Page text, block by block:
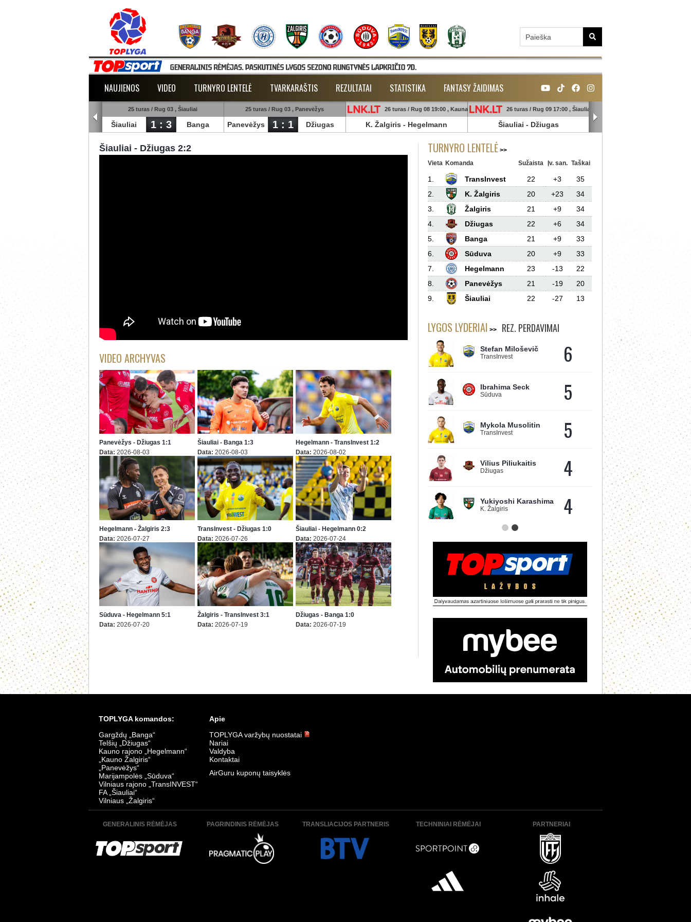
NAUJIENOS VIDEO TURNYRO LENTELĖ TVARKARAŠTIS REZULTATAI STATISTIKA FANTASY ŽAIDIMAS
25 turas / Rug 03 , Šiauliai
Šiauliai 1 : 3 Banga
25 turas / Rug 03 , Panevėžys
Panevėžys 1 : 1 Džiugas
26 turas / Rug 08 19:00 , Kaunas
K. Žalgiris - Hegelmann
26 turas / Rug 09 17:00 , Šiauliai
Šiauliai - Džiugas
Šiauliai - Džiugas 2:2
VIDEO ARCHYVAS
Panevėžys - Džiugas 1:1
Data: 2026-08-03
Šiauliai - Banga 1:3
Data: 2026-08-03
Hegelmann - TransInvest 1:2
Data: 2026-08-02
Hegelmann - Žalgiris 2:3
Data: 2026-07-27
TransInvest - Džiugas 1:0
Data: 2026-07-26
Šiauliai - Hegelmann 0:2
Data: 2026-07-24
Sūduva - Hegelmann 5:1
Data: 2026-07-20
Žalgiris - TransInvest 3:1
Data: 2026-07-19
Džiugas - Banga 1:0
Data: 2026-07-19
Sūduva - TransInvest 0:0
Data:2026-07-06
TURNYRO LENTELĖ
Vieta Komanda Sužaista Įv. san. Taškai
1. TransInvest 22 +3
35
2.
K. Žalgiris 20 +23
34
3.
Žalgiris 21 +9
34
4.
Džiugas 22 +6
34
5.
Banga 21 +9
33
6.
Sūduva 20 +9
33
7.
Hegelmann 23 -13
22
8.
Panevėžys 21 -19
20
9.
Šiauliai 22 -27 13
LYGOS LYDERIAI REZ. PERDAVIMAI
Stefan Miloševič
TransInvest 6
Ibrahima Seck
Sūduva 5
Mykola Musolitin
TransInvest 5
Vilius Piliukaitis
Džiugas 4
Yukiyoshi Karashima
K. Žalgiris 4
TOPLYGA komandos:
Gargždų „Banga“
Telšių „Džiugas“
Kauno rajono „Hegelmann“
„Kauno Žalgiris“
„Panevėžys“
Marijampolės „Sūduva“
Vilniaus rajono „TransINVEST“
FA „Šiauliai“
Vilniaus „Žalgiris“
Apie
TOPLYGA varžybų nuostatai
Nariai
Valdyba
Kontaktai
AirGuru kuponų taisyklės
GENERALINIS RĖMĖJAS PAGRINDINIS RĖMĖJAS TRANSLIACIJOS PARTNERIS TECHNINIAI RĖMĖJAI PARTNERIAI